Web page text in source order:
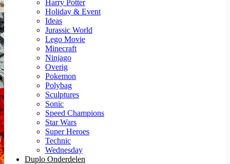
Harry Potter
Holiday & Event
Ideas
Jurassic World
Lego Movie
Minecraft
Ninjago
Overig
Pokemon
Polybag
Sculptures
Sonic
Speed Champions
Star Wars
Super Heroes
Technic
Wednesday
Duplo Onderdelen